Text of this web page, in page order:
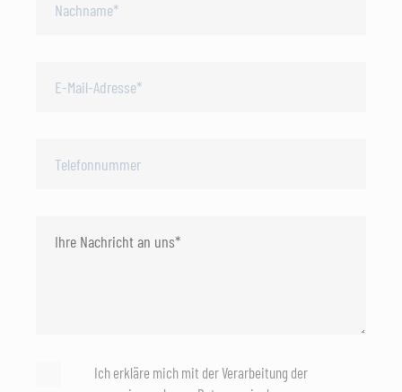
Ich erkläre mich mit der Verarbeitung der